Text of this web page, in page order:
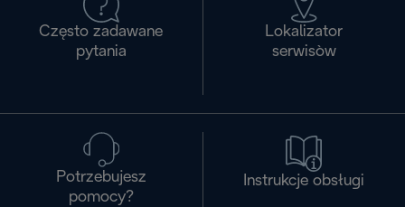
Często zadawane
pytania
Lokalizator
serwisòw
Potrzebujesz
pomocy?
Instrukcje obsługi